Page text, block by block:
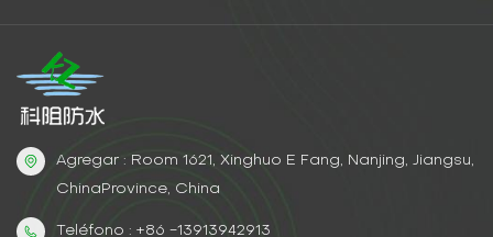
Agregar : Room 1621, Xinghuo E Fang, Nanjing, Jiangsu,
ChinaProvince, China
Teléfono : +86 -13913942913